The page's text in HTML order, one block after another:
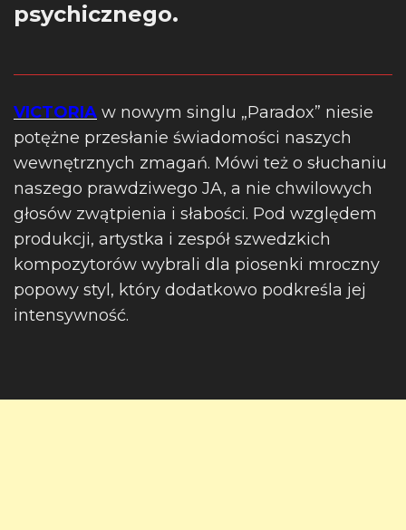
psychicznego.
VICTORIA w nowym singlu „Paradox” niesie
potężne przesłanie świadomości naszych
wewnętrznych zmagań. Mówi też o słuchaniu
naszego prawdziwego JA, a nie chwilowych
głosów zwątpienia i słabości. Pod względem
produkcji, artystka i zespół szwedzkich
kompozytorów wybrali dla piosenki mroczny
popowy styl, który dodatkowo podkreśla jej
intensywność.